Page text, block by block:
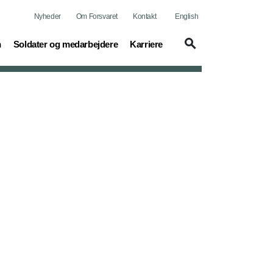
Nyheder Om Forsvaret Kontakt English
Soldater og medarbejdere
(current) Karriere
(current)